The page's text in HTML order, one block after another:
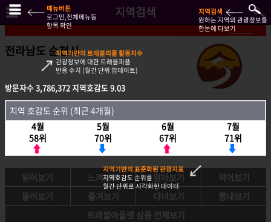
지역검색
전라남도 순천시
방문자수3,786,372지역호감도 9.03
지역호감도 순위 (최근 4개월)
4월
58위
5월
70위
6월
67위
7월
71위
읽어보기 느껴보기 알아보기
먹어보기
둘러보기
즐겨보기 다녀보기
뽐내보기
트래블아울렛 상품 전체보기
방문자수3,786,372지역호감도 9.03
지역 호감도 순위 (최근 4개월)
4월
58위
5월
70위
6월
67위
7월
71위
메뉴버튼
로그인,전체메뉴등
항목 확인
지역검색
원하는 지역의 관광정보를
한눈에 다보기
지역기반의 트래블피플 활동지수
관광정보에 대한 트래블피플
반응 수치 (월간 단위 업데이트)
지역기반의 표준화된 관광지표
지역호감도 순위를
월간 단위로 시각화한 데이터